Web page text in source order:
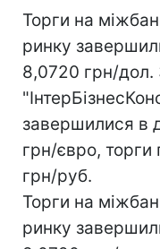
Торги на
ринку
8,0720 грн/дол.
завершилися в
грн/євро,
грн/руб.
Торги на
ринку